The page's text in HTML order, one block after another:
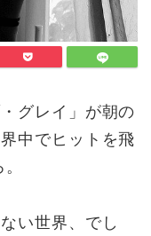
グレイ」が朝の
中でヒットを飛
い世界、でし